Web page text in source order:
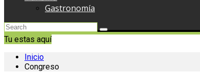
Gastronomía
Tu estas aquí
Inicio
Congreso